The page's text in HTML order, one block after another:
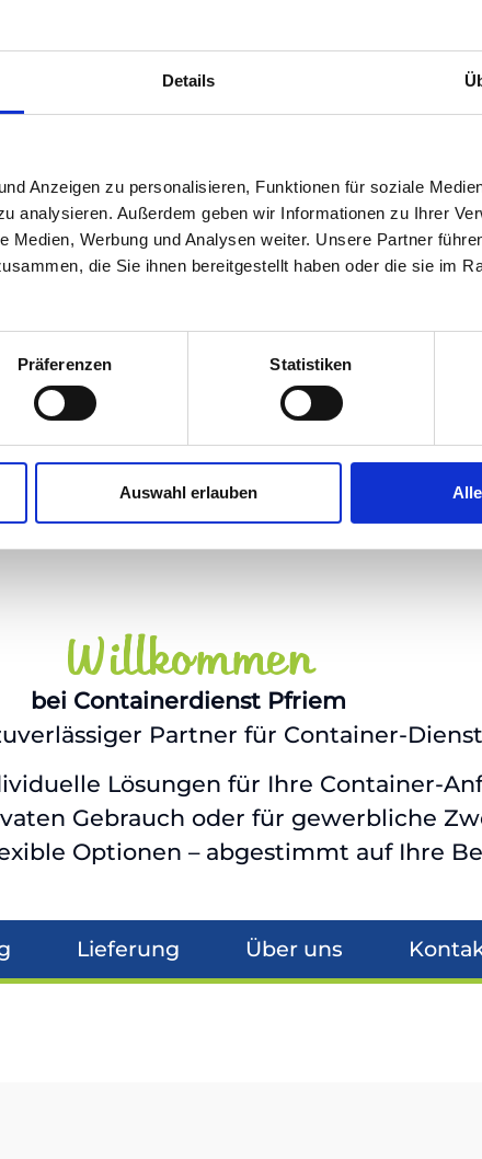
Details
Anzeigen zu personalisieren, Funktionen für soziale
analysieren. Außerdem geben wir Informationen zu Ihrer
Medien, Werbung und Analysen weiter. Unsere Partner
die Sie ihnen bereitgestellt haben oder die sie im
Präferenzen Statistiken
Auswahl erlauben
Willkommen
bei Containerdienst Pfriem
Partner für Container-
Lösungen für Ihre Container-
Gebrauch oder für gewerbliche
Optionen – abgestimmt auf Ihre
Lieferung Über uns